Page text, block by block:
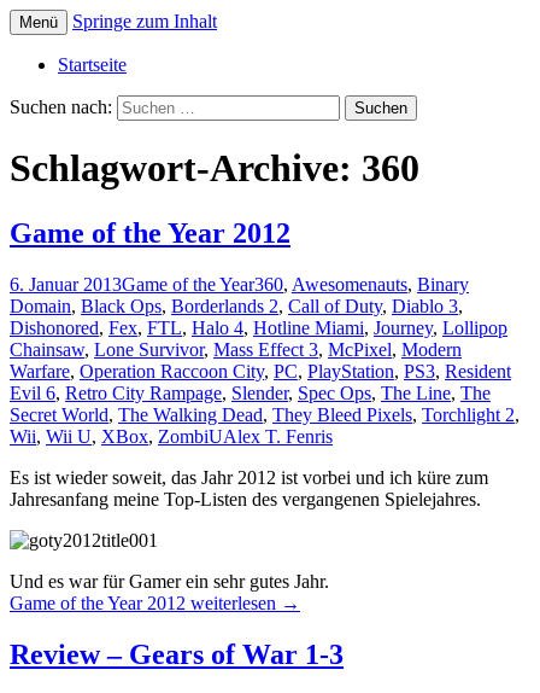
Der Dritte Spieler
Menü Springe zum Inhalt
Startseite
Suchen nach:
Schlagwort-Archive: 360
Game of the Year 2012
6. Januar 2013Game of the Year360, Awesomenauts, Binary
Domain, Black Ops, Borderlands 2, Call of Duty, Diablo 3,
Dishonored, Fex, FTL, Halo 4, Hotline Miami, Journey, Lollipop
Chainsaw, Lone Survivor, Mass Effect 3, McPixel, Modern
Warfare, Operation Raccoon City, PC, PlayStation, PS3, Resident
Evil 6, Retro City Rampage, Slender, Spec Ops, The Line, The
Secret World, The Walking Dead, They Bleed Pixels, Torchlight 2,
Wii, Wii U, XBox, ZombiUAlex T. Fenris
Es ist wieder soweit, das Jahr 2012 ist vorbei und ich küre zum
Jahresanfang meine Top-Listen des vergangenen Spielejahres.
Und es war für Gamer ein sehr gutes Jahr.
Game of the Year 2012 weiterlesen →
Review – Gears of War 1-3